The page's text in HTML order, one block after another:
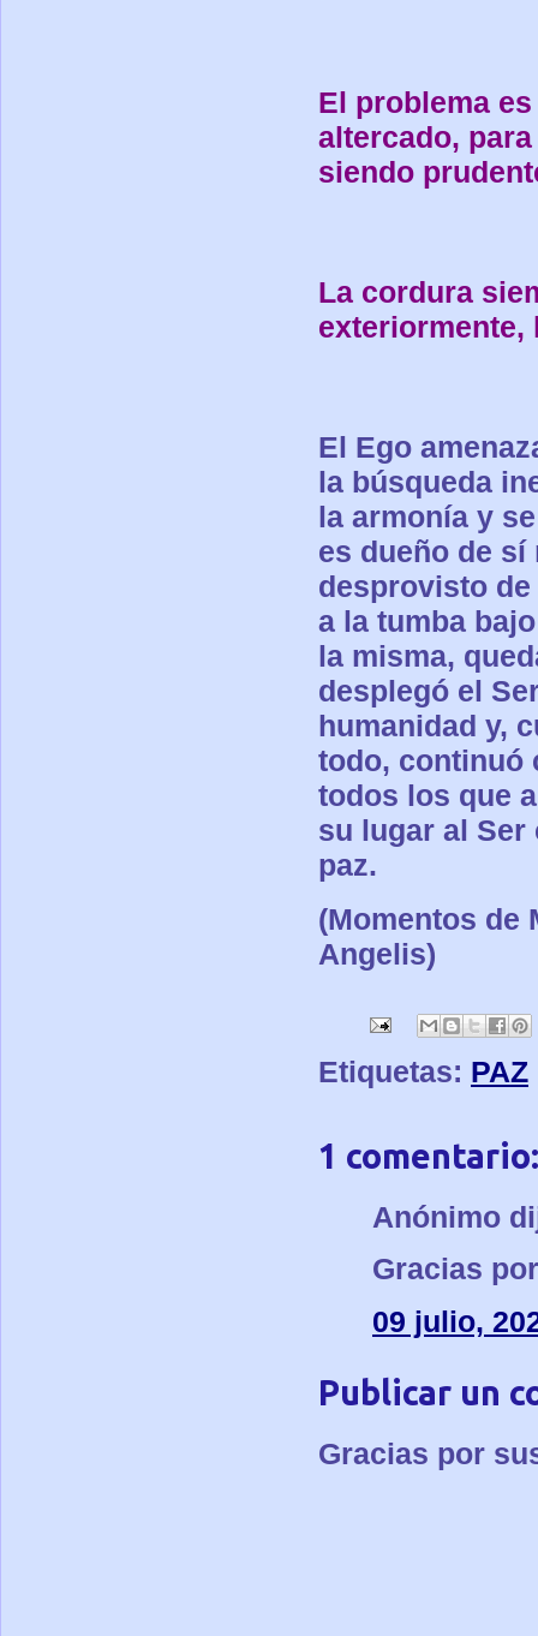
El problema
altercado,
siendo
La cordura
exteriormente,
El Ego
la búsqueda
la armonía y
es dueño de
desprovisto
a la tumba
la misma,
desplegó el
humanidad y,
todo, continuó
todos los que
su lugar al Ser
paz.
(Momentos de
Angelis)
Etiquetas: PAZ
1 comentario:
Anónimo
Gracias
09 julio,
Publicar un
Gracias por